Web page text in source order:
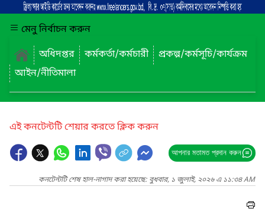
মেনু নির্বাচন করুন
অধিদপ্তর
কর্মকর্তা/কর্মচারী
প্রকল্প/কর্মসূচি/কার্যক্রম
আইন/নীতিমালা
এই কনটেন্টটি শেয়ার করতে ক্লিক করুন
আপনার মতামত প্রদান করুন
কনটেন্টটি শেষ হাল-নাগাদ করা হয়েছে: বুধবার, ১ জুলাই, ২০২৬ এ ১১:৩৪ AM